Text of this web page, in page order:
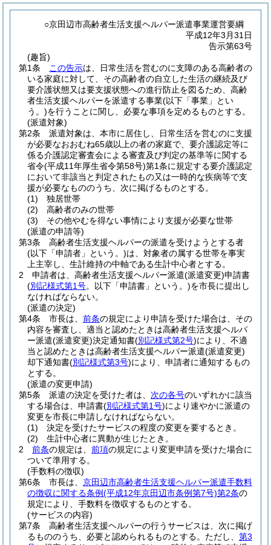
○京田辺市高齢者生活支援ヘルパー派遣事業運営要綱
平成12年3月31日
告示第63号
(趣旨)
第1条
この告示は、日常生活を営むのに支障のある高齢者の
いる家庭に対して、その高齢者の自立した生活の継続及び
要介護状態又は要支援状態への進行防止を図るため、高齢
者生活支援ヘルパーを派遣する事業(以下「事業」とい
う。)を行うことに関し、必要な事項を定めるものとする。
(派遣対象)
第2条
派遣対象は、本市に居住し、日常生活を営むのに支援
が必要なおおむね65歳以上の者の家庭で、要介護認定等に
係る介護認定審査会による審査及び判定の基準等に関する
省令(平成11年厚生省令第58号)第1条に規定する要介護認定
において非該当と判定されたもの又は一時的な疾病等で支
援が必要なもののうち、次に掲げるものとする。
(1)
独居世帯
(2)
高齢者のみの世帯
(3)
その他やむを得ない事情により支援が必要な世帯
(派遣の申請等)
第3条
高齢者生活支援ヘルパーの派遣を受けようとする者
(以下「申請者」という。)は、対象者の属する世帯を事実
上主宰し、生計維持の中軸である生計中心者とする。
2
申請者は、高齢者生活支援ヘルパー派遣(派遣変更)申請書
(別記様式第1号。以下「申請書」という。)を市長に提出し
なければならない。
(派遣の決定)
第4条
市長は、 前条の規定により申請を受けた場合は、その
内容を審査し、適当と認めたときは高齢者生活支援ヘルパ
ー派遣(派遣変更)決定通知書(別記様式第2号)により、不適
当と認めたときは高齢者生活支援ヘルパー派遣(派遣変更)
却下通知書(別記様式第3号)により、申請者に通知するもの
とする。
(派遣の変更申請)
第5条
派遣の決定を受けた者は、 次の各号のいずれかに該当
する場合は、申請書(別記様式第1号)により速やかに派遣の
変更を市長に申請しなければならない。
(1)
決定を受けたサービスの程度の変更を要するとき。
(2)
生計中心者に異動が生じたとき。
2
前条の規定は、 前項の規定により変更申請を受けた場合に
ついて準用する。
(手数料の徴収)
第6条
市長は、 京田辺市高齢者生活支援ヘルパー派遣手数料
の徴収に関する条例(平成12年京田辺市条例第7号)第2条の
規定により、手数料を徴収するものとする。
(サービスの内容)
第7条
高齢者生活支援ヘルパーの行うサービスは、次に掲げ
るもののうち、必要と認められるものとする。 ただし、 第3